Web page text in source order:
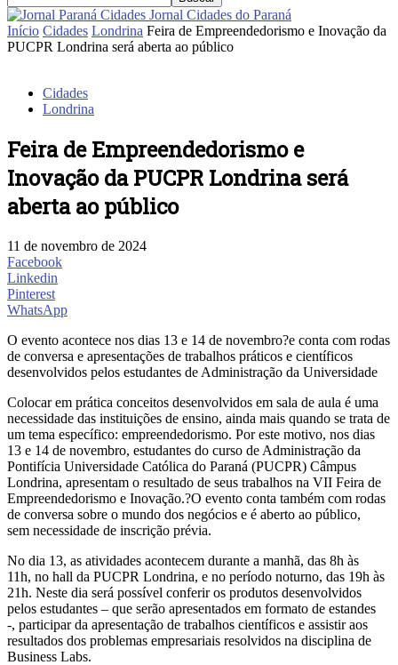
Jornal Cidades do Paraná
Início Cidades Londrina Feira de Empreendedorismo e Inovação da
PUCPR Londrina será aberta ao público
Cidades
Londrina
Feira de Empreendedorismo e
Inovação da PUCPR Londrina será
aberta ao público
11 de novembro de 2024
Facebook
Linkedin
Pinterest
WhatsApp
O evento acontece nos dias 13 e 14 de novembro?e conta com rodas
de conversa e apresentações de trabalhos práticos e científicos
desenvolvidos pelos estudantes de Administração da Universidade
Colocar em prática conceitos desenvolvidos em sala de aula é uma
necessidade das instituições de ensino, ainda mais quando se trata de
um tema específico: empreendedorismo. Por este motivo, nos dias
13 e 14 de novembro, estudantes do curso de Administração da
Pontifícia Universidade Católica do Paraná (PUCPR) Câmpus
Londrina, apresentam o resultado de seus trabalhos na VII Feira de
Empreendedorismo e Inovação.?O evento conta também com rodas
de conversa sobre o mundo dos negócios e é aberto ao público,
sem necessidade de inscrição prévia.
No dia 13, as atividades acontecem durante a manhã, das 8h às
11h, no hall da PUCPR Londrina, e no período noturno, das 19h às
21h. Neste dia será possível conferir os produtos desenvolvidos
pelos estudantes – que serão apresentados em formato de estandes
-, participar da apresentação de trabalhos científicos e assistir aos
resultados dos problemas empresariais resolvidos na disciplina de
Business Labs.